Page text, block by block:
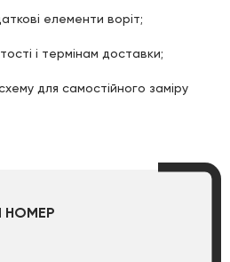
елементи воріт;
і термінам доставки;
для самостійного заміру
НОМЕР